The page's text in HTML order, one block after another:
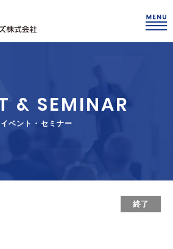
& SEMINAR
イベント・セミナー
終了